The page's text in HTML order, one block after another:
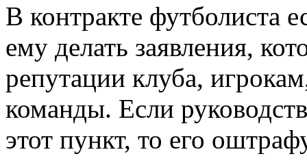
В контракте футболиста
ему делать заявления,
репутации клуба,
команды. Если
этот пункт, то его